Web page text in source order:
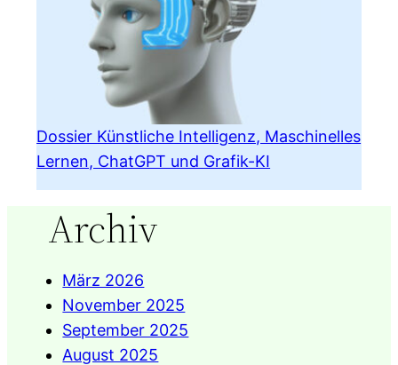
Dossier Künstliche Intelligenz, Maschinelles
Lernen, ChatGPT und Grafik-KI
Archiv
März 2026
November 2025
September 2025
August 2025